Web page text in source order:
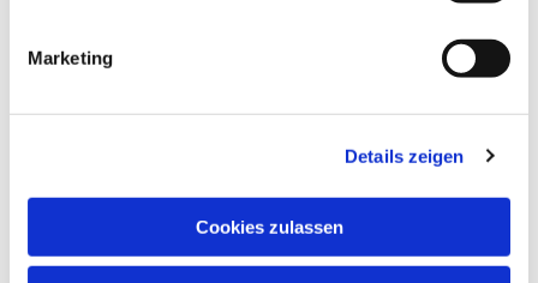
Marketing
Details zeigen
Cookies zulassen